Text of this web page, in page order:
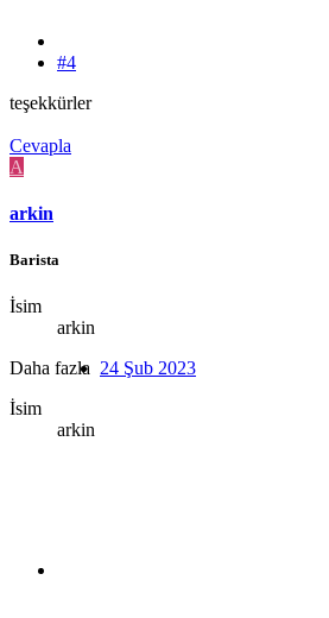
#4
teşekkürler
Cevapla
A
arkin
Barista
İsim
arkin
Daha fazla
İsim
arkin
24 Şub 2023